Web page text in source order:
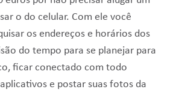
o do celular. Com ele você
os endereços e horários dos
do tempo para se planejar para
ficar conectado com todo
e postar suas fotos da